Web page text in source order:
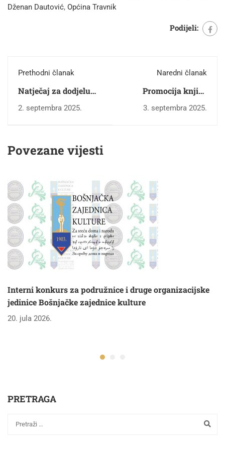
Dženan Dautović, Općina Travnik
Podijeli:
Prethodni članak
Natječaj za dodjelu
Nagrade Bošnjačke
bosanskom jeziku
2. septembra 2025.
Naredni članak
Promocija knjige
„Kako je Izrael
3. septembra 2025.
Povezane vijesti
Interni konkurs za podružnice i druge organizacijske
jedinice Bošnjačke zajednice kulture
20. jula 2026.
PRETRAGA